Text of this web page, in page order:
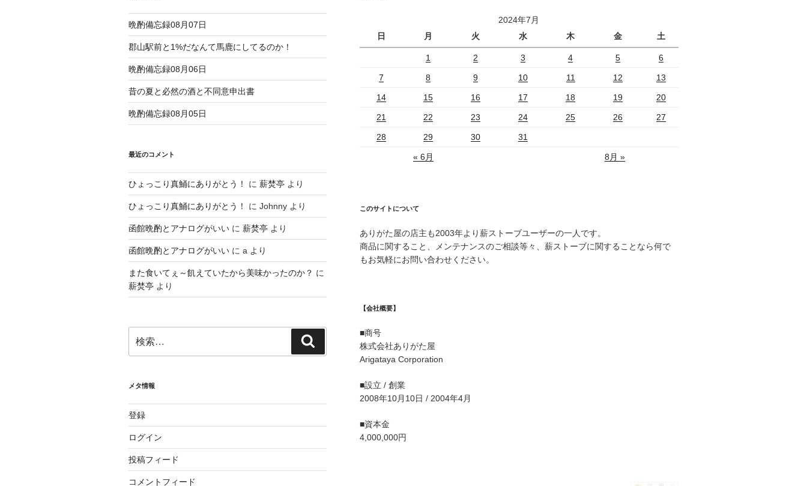
シ
ョ
ン
晩酌備忘録08月07日
郡山駅前と1%だなんて馬鹿にしてるのか！
晩酌備忘録08月06日
昔の夏と必然の酒と不同意申出書
晩酌備忘録08月05日
最近のコメント
ひょっこり真鯒にありがとう！ に 薪焚亭 より
ひょっこり真鯒にありがとう！ に Johnny より
函館晩酌とアナログがいい に 薪焚亭 より
函館晩酌とアナログがいい に a より
また食いてぇ～飢えていたから美味かったのか？ に
薪焚亭 より
索:
索
メタ情報
登録
ログイン
投稿フィード
コメントフィード
2024年7月
日
月 火 水 木 金 土
1 2 3 4 5 6
7 8 9 10 11 12 13
14 15 16 17 18 19 20
21 22 23 24 25 26 27
28 29 30 31
« 6月 8月 »
このサイトについて
ありがた屋の店主も2003年より薪ストーブユーザーの一人です。
商品に関すること、メンテナンスのご相談等々、薪ストーブに関することなら何で
もお気軽にお問い合わせください。
【会社概要】
■商号
株式会社ありがた屋
Arigataya Corporation
■設立 / 創業
2008年10月10日 / 2004年4月
■資本金
4,000,000円